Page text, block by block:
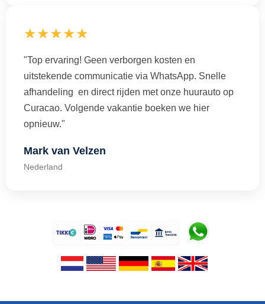
★★★★★
"Top ervaring! Geen verborgen kosten en
uitstekende communicatie via WhatsApp. Snelle
afhandeling en direct rijden met onze huurauto op
Curacao. Volgende vakantie boeken we hier
opnieuw."
Mark van Velzen
Nederland